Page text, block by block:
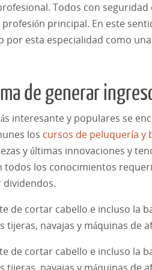
Todos con
principal. En este
esta especialidad como
de generar
interesante y populares se
los cursos de peluquería y
y últimas innovaciones y
todos los conocimientos
de cortar cabello e incluso la
tijeras, navajas y máquinas de
de cortar cabello e incluso la
navajas y máquinas de